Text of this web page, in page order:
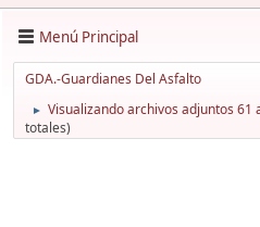
Menú Principal
GDA.-Guardianes Del Asfalto
► Visualizando archivos adjuntos 61
totales)